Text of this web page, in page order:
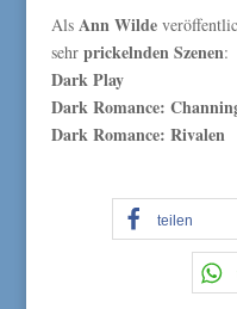
Als Ann Wilde
sehr prickelnden Szenen:
Dark Play
Dark Romance:
Dark Romance: Rivalen
teilen